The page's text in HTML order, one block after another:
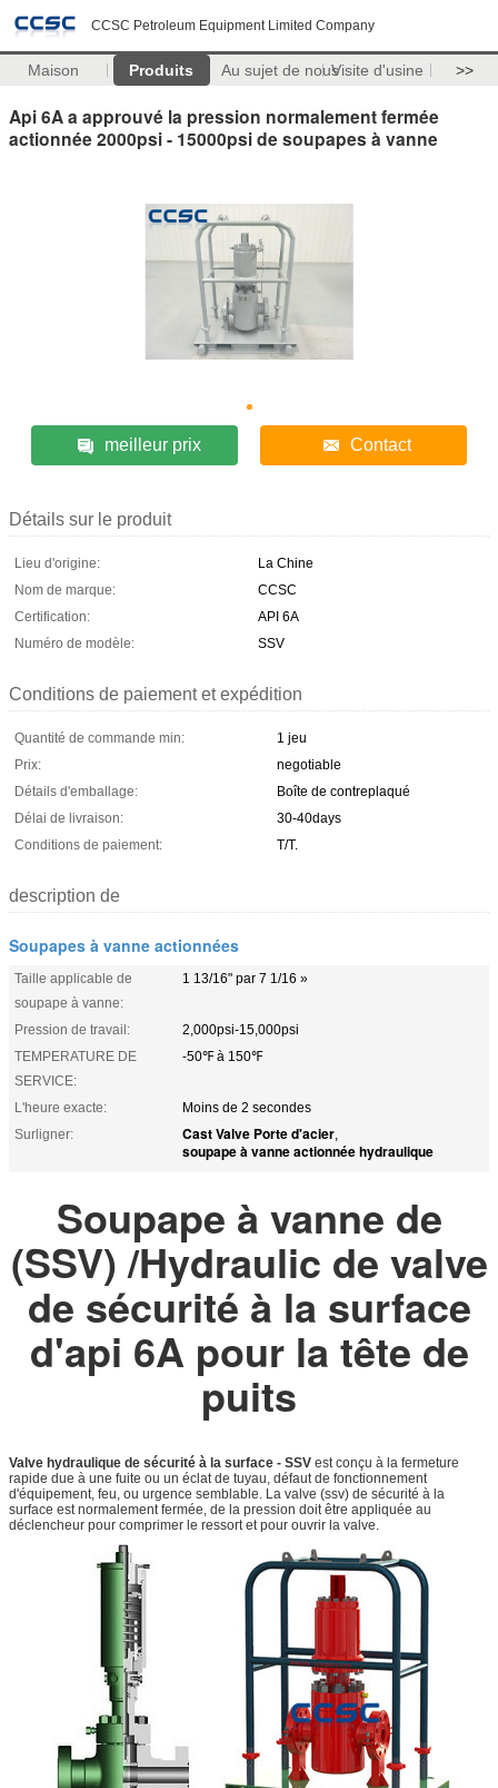
CCSC Petroleum Equipment Limited Company
Maison Produits Au sujet de nousVisite d'usine >>
Api 6A a approuvé la pression normalement fermée
actionnée 2000psi - 15000psi de soupapes à vanne
meilleur prix Contact
Détails sur le produit
Lieu d'origine:
La Chine
Nom de marque:
CCSC
Certification:
API 6A
Numéro de modèle:
SSV
Conditions de paiement et expédition
Quantité de commande min:
1 jeu
Prix:
negotiable
Détails d'emballage:
Boîte de contreplaqué
Délai de livraison:
30-40days
Conditions de paiement:
T/T.
description de
Soupapes à vanne actionnées
Taille applicable de
soupape à vanne:
1 13/16" par 7 1/16 »
Pression de travail:
2,000psi-15,000psi
TEMPERATURE DE
SERVICE:
-50℉ à 150℉
L'heure exacte:
Moins de 2 secondes
Surligner:
Cast Valve Porte d'acier,
soupape à vanne actionnée hydraulique
Soupape à vanne de
(SSV) /Hydraulic de valve
de sécurité à la surface
d'api 6A pour la tête de
puits
Valve hydraulique de sécurité à la surface - SSV est conçu à la fermeture
rapide due à une fuite ou un éclat de tuyau, défaut de fonctionnement
d'équipement, feu, ou urgence semblable. La valve (ssv) de sécurité à la
surface est normalement fermée, de la pression doit être appliquée au
déclencheur pour comprimer le ressort et pour ouvrir la valve.